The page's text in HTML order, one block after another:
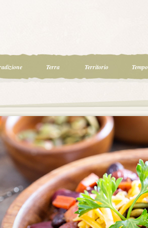
Terra Territorio Tempo